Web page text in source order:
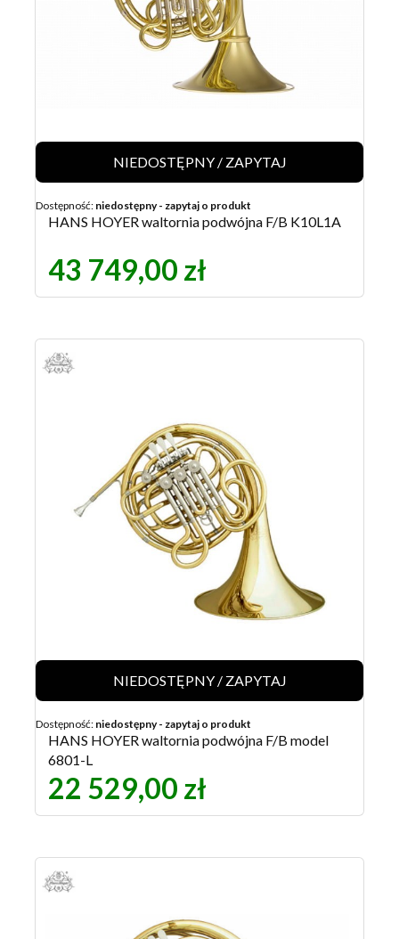
NIEDOSTĘPNY / ZAPYTAJ
Dostępność: niedostępny - zapytaj o produkt
HANS HOYER waltornia podwójna F/B K10L1A
43 749,00 zł
NIEDOSTĘPNY / ZAPYTAJ
Dostępność: niedostępny - zapytaj o produkt
HANS HOYER waltornia podwójna F/B model
6801-L
22 529,00 zł